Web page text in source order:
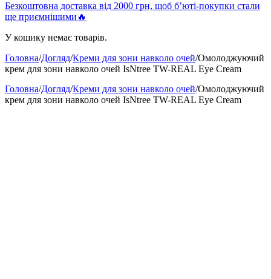
Безкоштовна доставка від 2000 грн, щоб б’юті-покупки стали
ще приємнішими🔥
У кошику немає товарів.
Головна/Догляд/Креми для зони навколо очей/Омолоджуючий
крем для зони навколо очей IsNtree TW-REAL Eye Cream
Головна/Догляд/Креми для зони навколо очей/Омолоджуючий
крем для зони навколо очей IsNtree TW-REAL Eye Cream